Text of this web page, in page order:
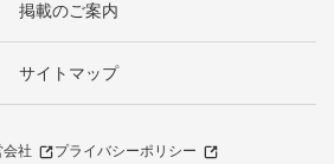
掲載のご案内
サイトマップ
会社
プライバシーポリシー